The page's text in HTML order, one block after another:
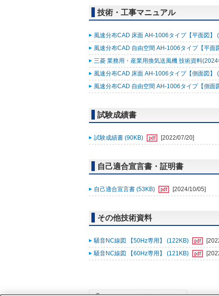
技術・工事マニュアル
風速分布CAD 床面 AH-1006タイプ【平面図】
風速分布CAD 自由空間 AH-1006タイプ【平面
三菱 業務用・産業用換気送風機 技術資料
風速分布CAD 床面 AH-1006タイプ【側面図】
風速分布CAD 自由空間 AH-1006タイプ【側面
試験成績書
試験成績書 (90KB) [2022/07/20]
自己適合宣言書・証明書
自己適合宣言書 (53KB) [2024/10/05]
その他技術資料
騒音NC線図 【50Hz専用】 (122KB)
騒音NC線図 【60Hz専用】 (121KB)